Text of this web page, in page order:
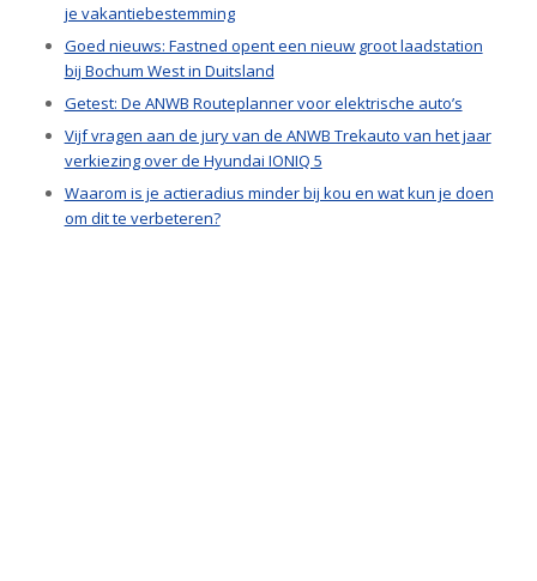
je vakantiebestemming
Goed nieuws: Fastned opent een nieuw groot laadstation
bij Bochum West in Duitsland
Getest: De ANWB Routeplanner voor elektrische auto’s
Vijf vragen aan de jury van de ANWB Trekauto van het jaar
verkiezing over de Hyundai IONIQ 5
Waarom is je actieradius minder bij kou en wat kun je doen
om dit te verbeteren?